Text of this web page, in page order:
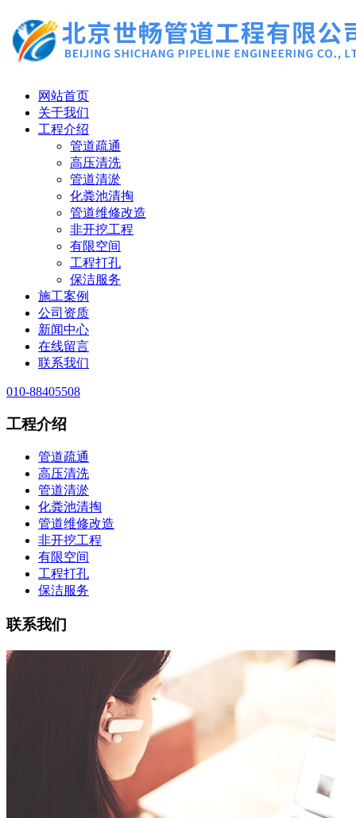
网站首页
关于我们
工程介绍
管道疏通
高压清洗
管道清淤
化粪池清掏
管道维修改造
非开挖工程
有限空间
工程打孔
保洁服务
施工案例
公司资质
新闻中心
在线留言
联系我们
010-88405508
工程介绍
管道疏通
高压清洗
管道清淤
化粪池清掏
管道维修改造
非开挖工程
有限空间
工程打孔
保洁服务
联系我们